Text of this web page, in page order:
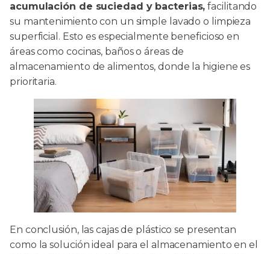
acumulación de suciedad y bacterias, facilitando
su mantenimiento con un simple lavado o limpieza
superficial. Esto es especialmente beneficioso en
áreas como cocinas, baños o áreas de
almacenamiento de alimentos, donde la higiene es
prioritaria.
En conclusión, las cajas de plástico se presentan
como la solución ideal para el almacenamiento en el